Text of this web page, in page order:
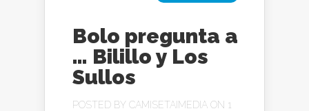
Bolo pregunta a
… Bilillo y Los
Sullos
POSTED BY CAMISETAIMEDIA ON 1